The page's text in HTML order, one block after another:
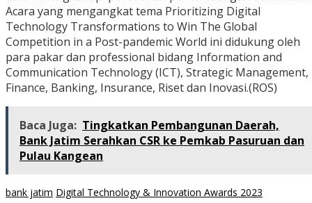
Acara yang mengangkat tema Prioritizing Digital
Technology Transformations to Win The Global
Competition in a Post-pandemic World ini didukung oleh
para pakar dan professional bidang Information and
Communication Technology (ICT), Strategic Management,
Finance, Banking, Insurance, Riset dan Inovasi.(ROS)
Baca Juga: Tingkatkan Pembangunan Daerah,
Bank Jatim Serahkan CSR ke Pemkab Pasuruan dan
Pulau Kangean
bank jatim Digital Technology & Innovation Awards 2023